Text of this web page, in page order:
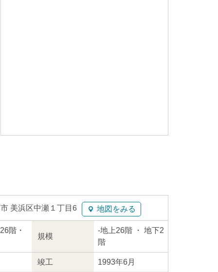
美浜区中瀬１丁目6 地図をみる
階・
規模
-地上26階 ・ 地下2
階
竣工 1993年6月